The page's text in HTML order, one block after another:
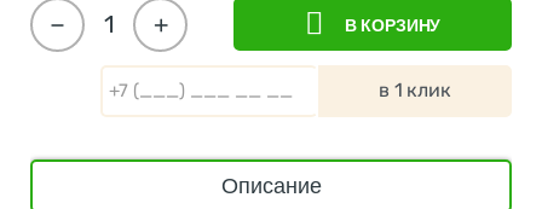
+
− В КОРЗИНУ
в 1 клик
Описание